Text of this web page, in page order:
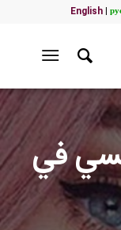
English|
في